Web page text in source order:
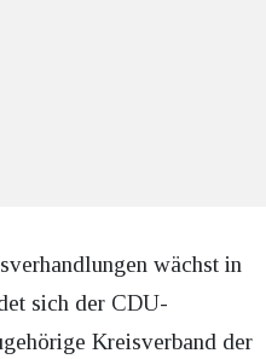
wächst in
sich der CDU-
Kreisverband der